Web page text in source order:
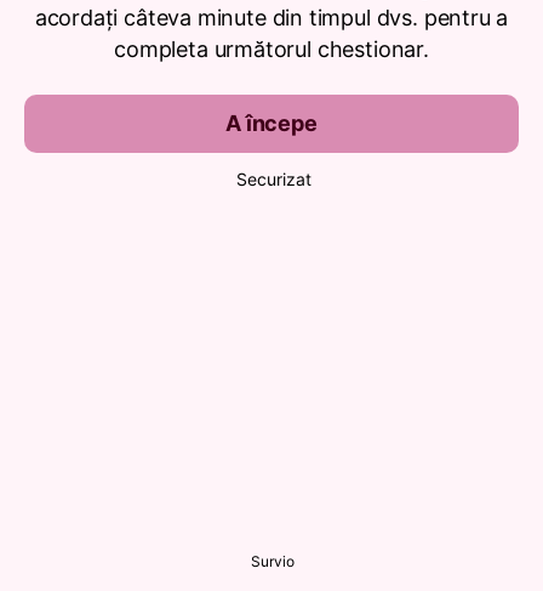
acordați câteva minute din timpul dvs. pentru a
completa următorul chestionar.
A începe
Securizat
Survio